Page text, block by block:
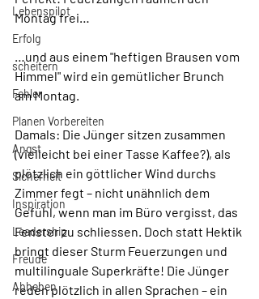
Lebenspilot
Erfolg
scheitern
Fehler
Planen Vorbereiten
Angst
Sicherheit
Inspiration
Leadership
Freude
Abheben
Montag frei…
…und aus einem "heftigen Brausen vom
Himmel" wird ein gemütlicher Brunch
am Montag.
Damals: Die Jünger sitzen zusammen
(vielleicht bei einer Tasse Kaffee?), als
plötzlich ein göttlicher Wind durchs
Zimmer fegt – nicht unähnlich dem
Gefühl, wenn man im Büro vergisst, das
Fenster zu schliessen. Doch statt Hektik
bringt dieser Sturm Feuerzungen und
multilinguale Superkräfte! Die Jünger
reden plötzlich in allen Sprachen – ein